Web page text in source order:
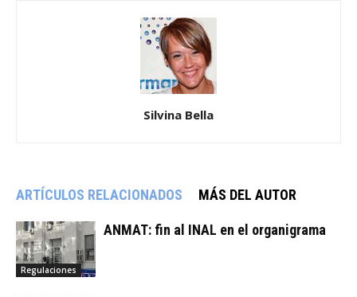
Silvina Bella
ARTÍCULOS RELACIONADOS MÁS DEL AUTOR
Regulaciones
ANMAT: fin al INAL en el organigrama